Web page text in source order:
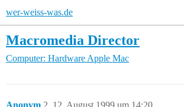
wer-weiss-was.de
Macromedia Director
Computer: Hardware Apple Mac
Anonym 12. August 1999 um 14:20
2